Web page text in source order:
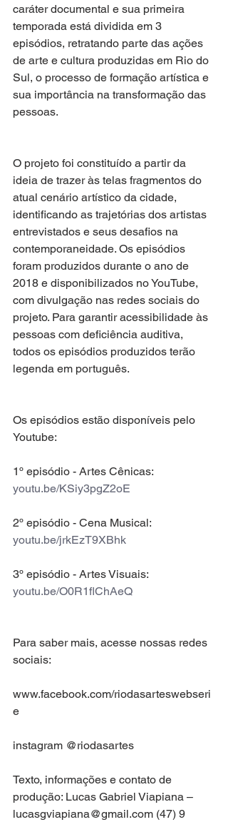
caráter documental e sua primeira
temporada está dividida em 3
episódios, retratando parte das ações
de arte e cultura produzidas em Rio do
Sul, o processo de formação artística e
sua importância na transformação das
pessoas.
O projeto foi constituído a partir da
ideia de trazer às telas fragmentos do
atual cenário artístico da cidade,
identificando as trajetórias dos artistas
entrevistados e seus desafios na
contemporaneidade. Os episódios
foram produzidos durante o ano de
2018 e disponibilizados no YouTube,
com divulgação nas redes sociais do
projeto. Para garantir acessibilidade às
pessoas com deficiência auditiva,
todos os episódios produzidos terão
legenda em português.
Os episódios estão disponíveis pelo
Youtube:
1º episódio - Artes Cênicas:
youtu.be/KSiy3pgZ2oE
2º episódio - Cena Musical:
youtu.be/jrkEzT9XBhk
3º episódio - Artes Visuais:
youtu.be/O0R1flChAeQ
Para saber mais, acesse nossas redes
sociais:
www.facebook.com/riodasarteswebseri
e
instagram @riodasartes
Texto, informações e contato de
produção: Lucas Gabriel Viapiana –
lucasgviapiana@gmail.com (47) 9